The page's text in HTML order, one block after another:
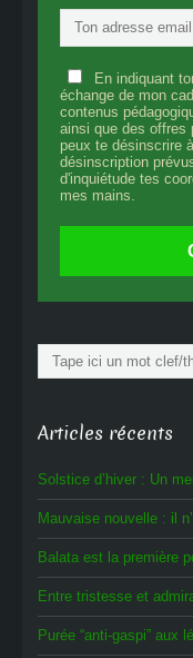
En indiquant
échange de mon
contenus
ainsi que des offres
peux te désinscrire
désinscription
d'inquiétude tes
mes mains.
Rechercher
Articles récents
Solstice d’hiver : Un
Mauvaise nouvelle : il
Balata est la première
Entre tristesse et
Purée “anti-gaspi” aux